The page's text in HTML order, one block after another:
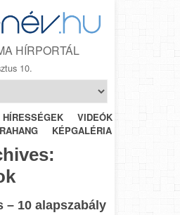
HÍRPORTÁL
10.
HÍRESSÉGEK VIDEÓK
HÉTRŐL-
KÉPGALÉRIA
– 10 alapszabály